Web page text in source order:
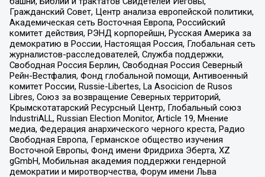
Гражданский Совет, Центр анализа европейской политики,
Академическая сеть Восточная Европа, Российский
комитет действия, РЭНД корпорейшн, Русская Америка за
демократию в России, Настоящая Россия, Глобальная сеть
журналистов-расследователей, Служба поддержки,
Свободная Россия Берлин, Свободная Россия Северный
Рейн-Вестфалия, Фонд глобальной помощи, Антивоенный
комитет России, Russie-Libertes, La Asocicion de Rusos
Libres, Союз за возвращение Северных территорий,
Крымскотатарский Ресурсный Центр, Глобальный союз
IndustriALL, Russian Election Monitor, Article 19, Мнение
медиа, Федерация анархического черного креста, Радио
Свободная Европа, Германское общество изучения
Восточной Европы, Фонд имени Фридриха Эберта, XZ
gGmbH, Мобильная академия поддержки гендерной
демократии и миротворчества, Форум имени Льва